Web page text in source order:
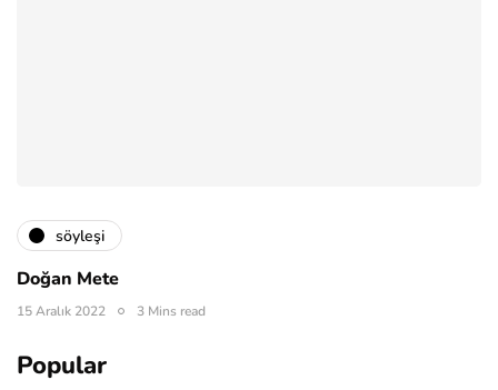
söyleşi
Doğan Mete
15 Aralık 2022 3 Mins read
Popular